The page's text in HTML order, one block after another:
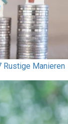
Rustige Manieren